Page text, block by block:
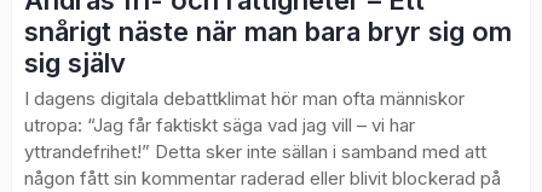
snårigt näste när man bara bryr sig om
sig själv
I dagens digitala debattklimat hör man ofta människor
utropa: “Jag får faktiskt säga vad jag vill – vi har
yttrandefrihet!” Detta sker inte sällan i samband med att
någon fått sin kommentar raderad eller blivit blockerad på